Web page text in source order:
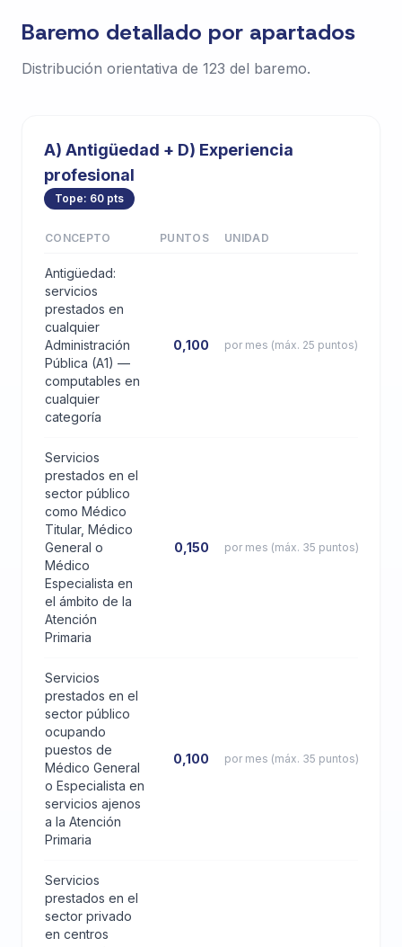
Baremo detallado por apartados
Distribución orientativa de 123 del baremo.
A) Antigüedad + D) Experiencia
profesional
Tope: 60 pts
CONCEPTO PUNTOS UNIDAD
Antigüedad:
servicios
prestados en
cualquier
Administración
Pública (A1) —
computables en
cualquier
categoría
0,100 por mes (máx. 25 puntos)
Servicios
prestados en el
sector público
como Médico
Titular, Médico
General o
Médico
Especialista en
el ámbito de la
Atención
Primaria
0,150 por mes (máx. 35 puntos)
Servicios
prestados en el
sector público
ocupando
puestos de
Médico General
o Especialista en
servicios ajenos
a la Atención
Primaria
0,100 por mes (máx. 35 puntos)
Servicios
prestados en el
sector privado
en centros